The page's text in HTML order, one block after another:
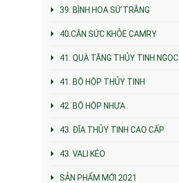
39. BÌNH HOA SỨ TRẮNG
40.CÂN SỨC KHỎE CAMRY
41. QUÀ TẶNG THỦY TINH NGỌC
41. BỘ HỘP THỦY TINH
42. BỘ HỘP NHỰA
43. ĐĨA THỦY TINH CAO CẤP
43. VALI KÉO
SẢN PHẨM MỚI 2021